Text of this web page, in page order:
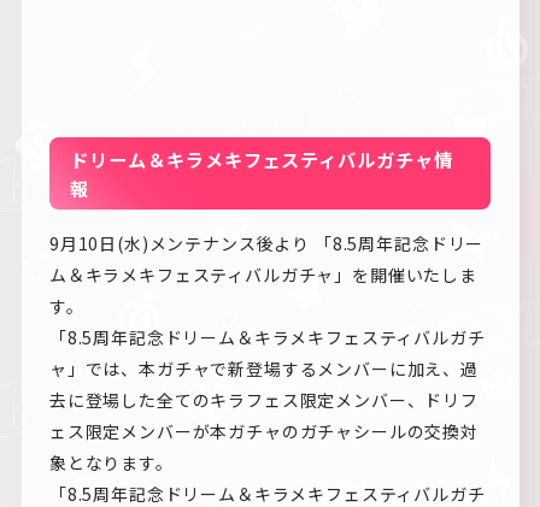
ドリーム＆キラメキフェスティバルガチャ情
報
9月10日(水)メンテナンス後より 「8.5周年記念ドリー
ム＆キラメキフェスティバルガチャ」を開催いたしま
す。
「8.5周年記念ドリーム＆キラメキフェスティバルガチ
ャ」では、本ガチャで新登場するメンバーに加え、過
去に登場した全てのキラフェス限定メンバー、ドリフ
ェス限定メンバーが本ガチャのガチャシールの交換対
象となります。
「8.5周年記念ドリーム＆キラメキフェスティバルガチ